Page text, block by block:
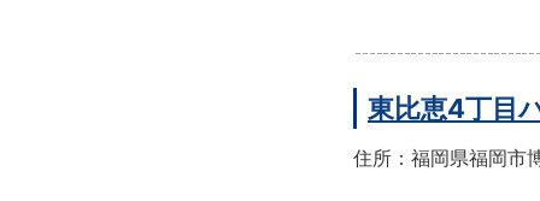
東比恵4丁目
住所：福岡県福岡市